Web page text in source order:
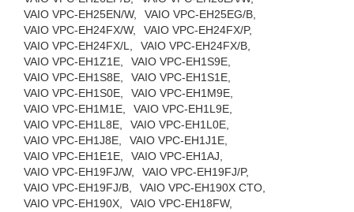
VAIO VPC-EH25EN/W,
VAIO VPC-EH25EG/B,
VAIO VPC-EH24FX/W,
VAIO VPC-EH24FX/P,
VAIO VPC-EH24FX/L,
VAIO VPC-EH24FX/B,
VAIO VPC-EH1Z1E,
VAIO VPC-EH1S9E,
VAIO VPC-EH1S8E,
VAIO VPC-EH1S1E,
VAIO VPC-EH1S0E,
VAIO VPC-EH1M9E,
VAIO VPC-EH1M1E,
VAIO VPC-EH1L9E,
VAIO VPC-EH1L8E,
VAIO VPC-EH1L0E,
VAIO VPC-EH1J8E,
VAIO VPC-EH1J1E,
VAIO VPC-EH1E1E,
VAIO VPC-EH1AJ,
VAIO VPC-EH19FJ/W,
VAIO VPC-EH19FJ/P,
VAIO VPC-EH19FJ/B,
VAIO VPC-EH190X CTO,
VAIO VPC-EH190X,
VAIO VPC-EH18FW,